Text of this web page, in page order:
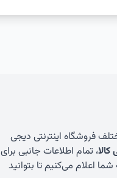
فروشگاه اینترنتی دیجی
، تمام اطلاعات جانبی برای
اعلام می‌کنیم تا بتوانید